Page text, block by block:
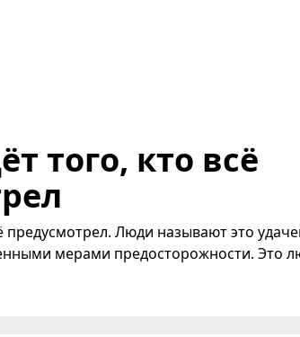
того, кто всё
предусмотрел. Люди называют это
мерами предосторожности. Это